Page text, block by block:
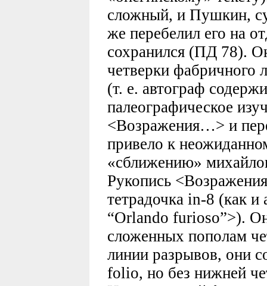
сложный, и Пушкин,
же перебелил его на
сохранился (ПД 78).
четверки фабричного
(т. е. автограф
палеографическое
<Возражения…> и
привело к
«сближению»
Рукопись
тетрадочка in-8 (как
“Orlando furioso”>).
сложенных пополам
линии разрывов, они
folio, но без нижней